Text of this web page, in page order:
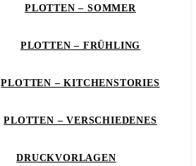
PLOTTEN – SOMMER
PLOTTEN – FRÜHLING
PLOTTEN – KITCHENSTORIES
PLOTTEN – VERSCHIEDENES
DRUCKVORLAGEN